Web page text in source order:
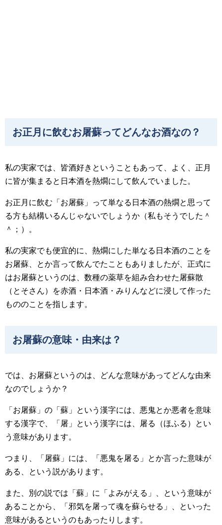
お正月に飲むお屠蘇ってどんなお酒なの？
私の実家では、皆酒好きということもあって、よく、正月
に皆が集まると日本酒を熱燗にして飲んでいました。
お正月に飲む「お屠蘇」って単なる日本酒の熱燗と思って
る方も結構いるんじゃないでしょうか（私もそうでした＾
＾；）。
私の実家でも便宜的に、熱燗にした単なる日本酒のことを
お屠蘇、とか言って飲んでたこともありましたが、正式に
はお屠蘇というのは、数種の薬草を組み合わせた屠蘇散
（とそさん）を赤酒・日本酒・みりんなどに浸して作った
もののことを指します。
お屠蘇の意味・由来は？
では、お屠蘇というのは、どんな意味があってどんな由来
なのでしょうか？
「お屠蘇」の「蘇」という漢字には、悪鬼とか悪者を意味
する漢字で、「屠」という漢字には、屠る（ほふる）とい
う意味があります。
つまり、「屠蘇」には、「悪鬼を屠る」とか言った意味が
ある、という説があります。
また、別の説では「蘇」に「よみがえる」、という意味が
あることから、「邪気を屠って魂を蘇らせる」、といった
意味があるというのもあったりします。